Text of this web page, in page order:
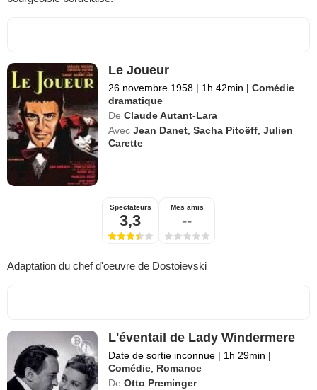
Le Joueur
26 novembre 1958 | 1h 42min | Comédie
dramatique
De Claude Autant-Lara
Avec Jean Danet ,Sacha Pitoëff ,Julien
Carette
Spectateurs
3,3
Mes amis
--
Adaptation du chef d'oeuvre de Dostoievski
L'éventail de Lady Windermere
Date de sortie inconnue | 1h 29min |
Comédie Romance
De Otto Preminger